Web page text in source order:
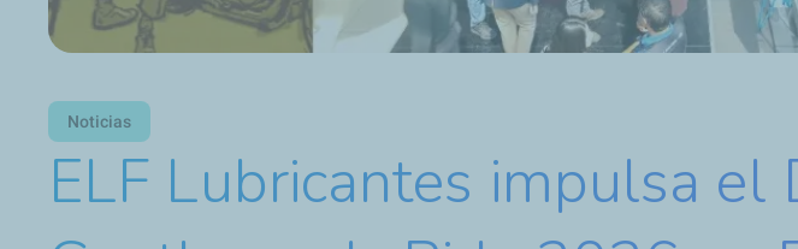
Noticias
ELF Lubricantes impulsa el